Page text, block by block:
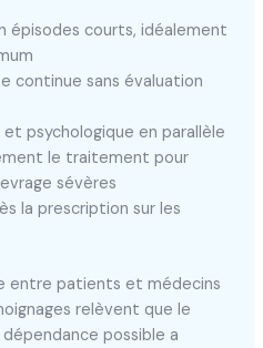
épisodes courts, idéalement
continue sans évaluation
psychologique en parallèle
le traitement pour
sévères
la prescription sur les
entre patients et médecins
relèvent que le
possible a